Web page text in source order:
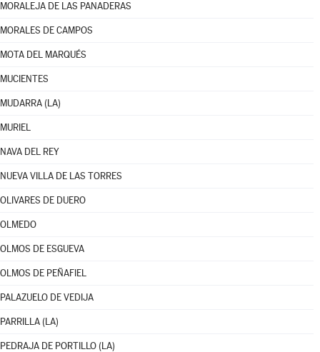
MORALEJA DE LAS PANADERAS
MORALES DE CAMPOS
MOTA DEL MARQUÉS
MUCIENTES
MUDARRA (LA)
MURIEL
NAVA DEL REY
NUEVA VILLA DE LAS TORRES
OLIVARES DE DUERO
OLMEDO
OLMOS DE ESGUEVA
OLMOS DE PEÑAFIEL
PALAZUELO DE VEDIJA
PARRILLA (LA)
PEDRAJA DE PORTILLO (LA)